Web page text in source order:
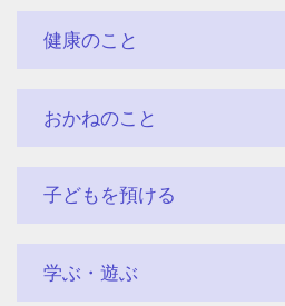
健康のこと
おかねのこと
子どもを預ける
学ぶ・遊ぶ